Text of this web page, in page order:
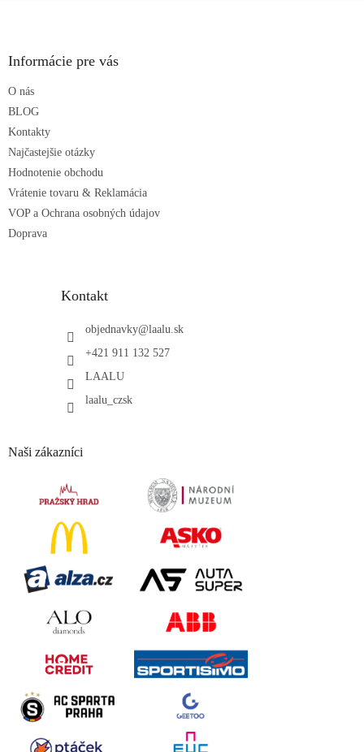
Informácie pre vás
O nás
BLOG
Kontakty
Najčastejšie otázky
Hodnotenie obchodu
Vrátenie tovaru & Reklamácia
VOP a Ochrana osobných údajov
Doprava
Kontakt
objednavky@laalu.sk
+421 911 132 527
LAALU
laalu_czsk
Naši zákazníci